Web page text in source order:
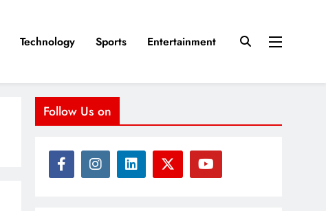
Technology Sports Entertainment
Follow Us on